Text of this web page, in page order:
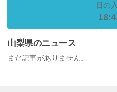
日の
山梨県のニュース
まだ記事がありません。